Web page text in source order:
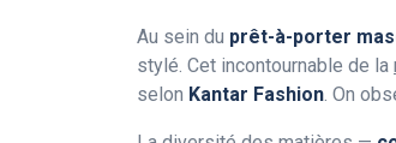
Au sein du prêt-à-porter
stylé. Cet incontournable de la
selon Kantar Fashion. On